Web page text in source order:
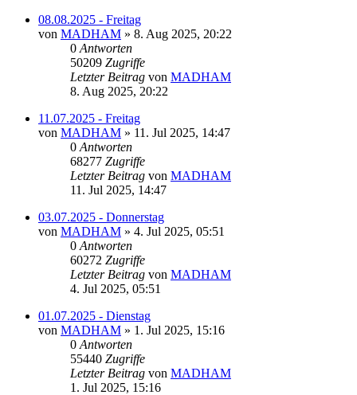
08.08.2025 - Freitag
von MADHAM » 8. Aug 2025, 20:22
0 Antworten
50209 Zugriffe
Letzter Beitrag von MADHAM
8. Aug 2025, 20:22
11.07.2025 - Freitag
von MADHAM » 11. Jul 2025, 14:47
0 Antworten
68277 Zugriffe
Letzter Beitrag von MADHAM
11. Jul 2025, 14:47
03.07.2025 - Donnerstag
von MADHAM » 4. Jul 2025, 05:51
0 Antworten
60272 Zugriffe
Letzter Beitrag von MADHAM
4. Jul 2025, 05:51
01.07.2025 - Dienstag
von MADHAM » 1. Jul 2025, 15:16
0 Antworten
55440 Zugriffe
Letzter Beitrag von MADHAM
1. Jul 2025, 15:16